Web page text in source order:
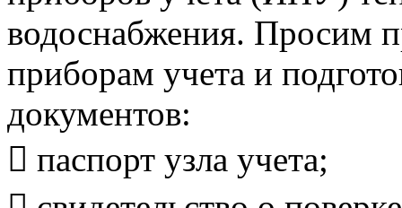
водоснабжения. Просим
приборам учета и
документов:
 паспорт узла учета;